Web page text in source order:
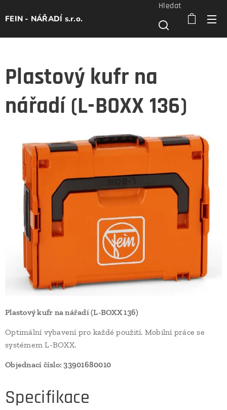
FEIN - NÁŘADÍ s.r.o.
Hledat
Plastový kufr na
nářadí (L-BOXX 136)
Plastový kufr na nářadí (L-BOXX 136)
Optimální vybavení pro každé použití. Mobilní práce se
systémem L-BOXX.
Objednací číslo: 33901680010
Specifikace